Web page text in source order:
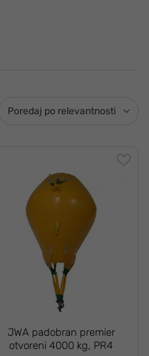
Poredaj po relevantnosti
JWA padobran premier
otvoreni 4000 kg, PR4